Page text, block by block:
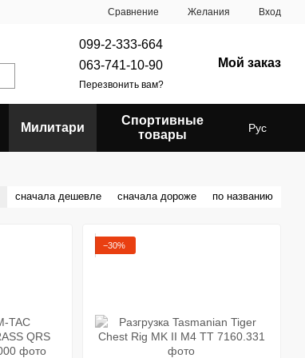
Сравнение Желания Вход
099-2-333-664
063-741-10-90
Перезвонить вам?
Мой заказ
Милитари
Спортивные
товары
Рус
сначала дешевле сначала дороже по названию
−30%